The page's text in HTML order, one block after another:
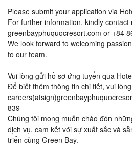
Please submit your application via
For further information, kindly
greenbayphuquocresort.com or +84
We look forward to welcoming
to our team.
Vui lòng gửi hồ sơ ứng tuyển qua
Để biết thêm thông tin chi tiết, vui
839
Chúng tôi mong muốn chào đón
dịch vụ, cam kết với sự xuất sắc và
triển cùng Green Bay.